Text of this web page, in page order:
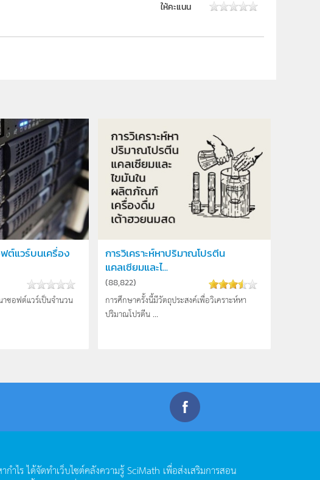
ให้คะแนน
ต์แวร์บนเครื่อง
ซอฟต์แวร์เป็นจำนวน
การวิเคราะห์หาปริมาณโปรตีน
แคลเซียมและไ...
(88,822)
การศึกษาครั้งนี้มีวัตถุประสงค์เพื่อวิเคราะห์หา
ปริมาณโปรตีน ...
กำไรได้จัดทำเว็บไซต์คลังความรู้SciMath เพื่อส่งเสริมการสอน